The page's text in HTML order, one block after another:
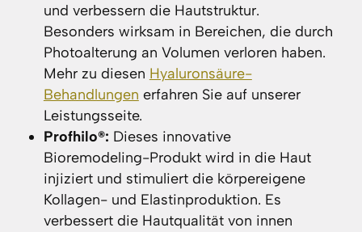
und verbessern die Hautstruktur.
Besonders wirksam in Bereichen, die durch
Photoalterung an Volumen verloren haben.
Mehr zu diesen Hyaluronsäure-
Behandlungen erfahren Sie auf unserer
Leistungsseite.
Profhilo®: Dieses innovative
Bioremodeling-Produkt wird in die Haut
injiziert und stimuliert die körpereigene
Kollagen- und Elastinproduktion. Es
verbessert die Hautqualität von innen